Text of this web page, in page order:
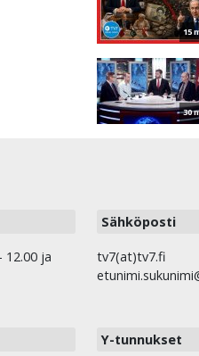
15
30
12.00 ja
Sähköposti
tv7(at)tv7.fi
Y-tunnukset